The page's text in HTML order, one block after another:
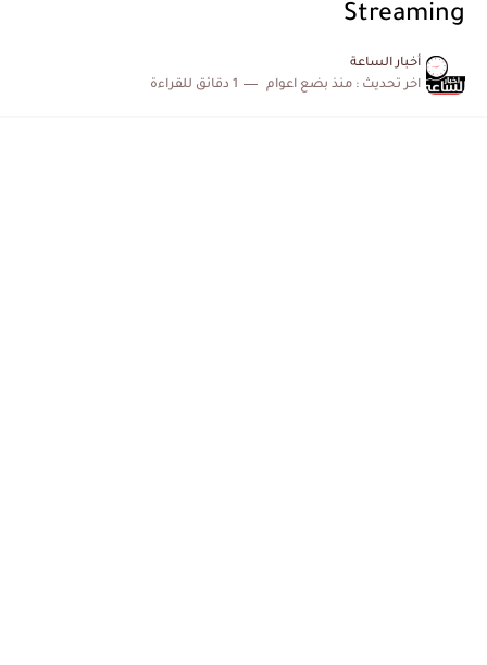
Streaming
أخبار الساعة
اخر تحديث : منذ بضع اعوام 1 دقائق للقراءة